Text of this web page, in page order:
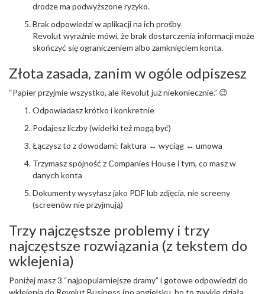
drodze ma podwyższone ryzyko.
Brak odpowiedzi w aplikacji na ich prośby
Revolut wyraźnie mówi, że brak dostarczenia informacji może
skończyć się ograniczeniem albo zamknięciem konta.
Złota zasada, zanim w ogóle odpiszesz
“Papier przyjmie wszystko, ale Revolut już niekoniecznie.” 😉
Odpowiadasz krótko i konkretnie
Podajesz liczby (widełki też mogą być)
Łączysz to z dowodami: faktura ↔ wyciąg ↔ umowa
Trzymasz spójność z Companies House i tym, co masz w
danych konta
Dokumenty wysyłasz jako PDF lub zdjęcia, nie screeny
(screenów nie przyjmują)
Trzy najczęstsze problemy i trzy
najczęstsze rozwiązania (z tekstem do
wklejenia)
Poniżej masz 3 “najpopularniejsze dramy” i gotowe odpowiedzi do
wklejenia do Revolut Business (po angielsku, bo to zwykle działa